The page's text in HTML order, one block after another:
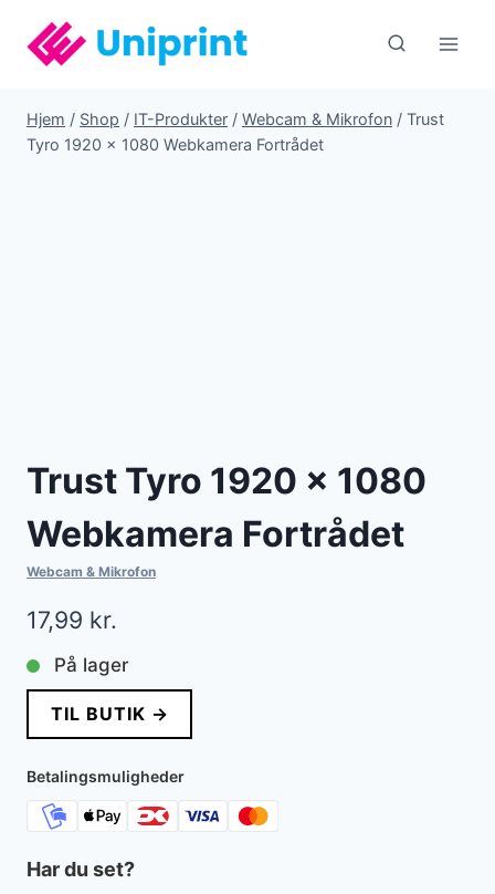
indhold
Hjem / Shop / IT-Produkter / Webcam & Mikrofon / Trust
Tyro 1920 x 1080 Webkamera Fortrådet
Trust Tyro 1920 x 1080
Webkamera Fortrådet
Webcam & Mikrofon
17,99 kr.
På lager
TIL BUTIK →
Betalingsmuligheder
Har du set?